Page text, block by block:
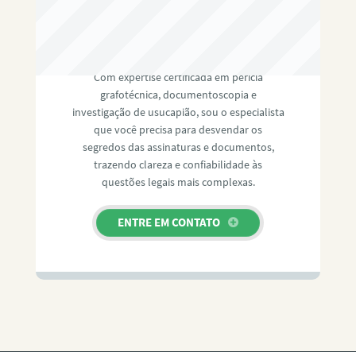
Com expertise certificada em perícia
grafotécnica, documentoscopia e
investigação de usucapião, sou o especialista
que você precisa para desvendar os
segredos das assinaturas e documentos,
trazendo clareza e confiabilidade às
questões legais mais complexas.
ENTRE EM CONTATO